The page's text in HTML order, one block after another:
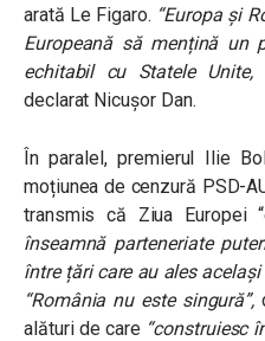
arată Le Figaro. “Europa și
Europeană să mențină un
echitabil cu Statele Unite,
declarat Nicușor Dan.
În paralel, premierul Ilie
moțiunea de cenzură PSD-
transmis că Ziua Europei
înseamnă parteneriate
între țări care au ales același
“România nu este singură”,
alături de care “construiesc